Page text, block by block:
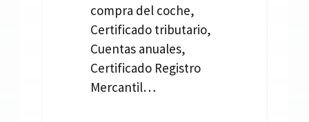
compra del coche,
Certificado tributario,
Cuentas anuales,
Certificado Registro
Mercantil…